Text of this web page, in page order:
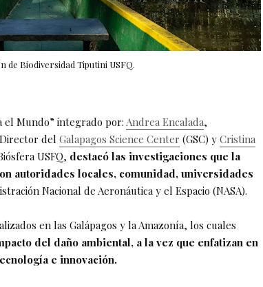
de Biodiversidad Tiputini USFQ.
el Mundo” integrado por: Andrea Encalada,
del Galapagos Science Center (GSC) y Cristina
USFQ, destacó las investigaciones que la
autoridades locales, comunidad, universidades
Nacional de Aeronáutica y el Espacio (NASA).
en las Galápagos y la Amazonía, los cuales
del daño ambiental, a la vez que enfatizan en
e innovación.